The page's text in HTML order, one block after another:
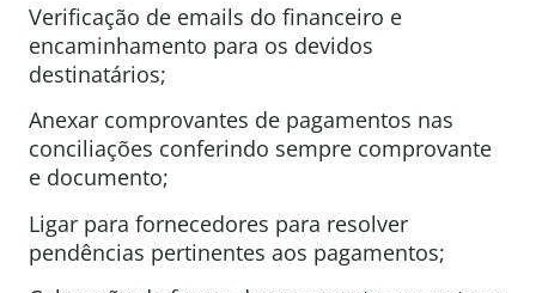
Verificação de emails do financeiro e
encaminhamento para os devidos
destinatários;
Anexar comprovantes de pagamentos nas
conciliações conferindo sempre comprovante
e documento;
Ligar para fornecedores para resolver
pendências pertinentes aos pagamentos;